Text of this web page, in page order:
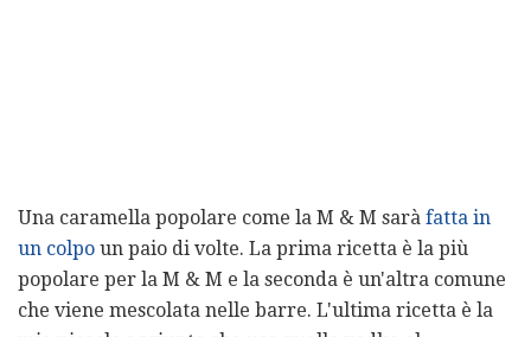
Una caramella popolare come la M & M sarà fatta in
un colpo un paio di volte. La prima ricetta è la più
popolare per la M & M e la seconda è un'altra comune
che viene mescolata nelle barre. L'ultima ricetta è la